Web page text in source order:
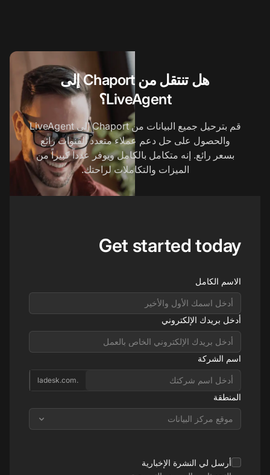
هل تنتقل من Chaport إلى
LiveAgent؟
قم بترحيل جميع البيانات من Chaport إلى LiveAgent
والحصول على حل دعم عملاء متعدد القنوات رائع
بسعر رائع. إنه متكامل بالكامل ويوفر عدداً كبيراً من
الميزات والتكاملات لراحتك.
Get started today
الاسم الكامل
أدخل بريدك الإلكتروني
اسم الشركة
.ladesk.com
المنطقة
موقع مركز البيانات
أرسل لي النشرة الإخبارية